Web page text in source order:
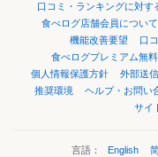
口コミ・ランキングに対す
食べログ店舗会員について
機能改善要望
口
食べログプレミアム無
個人情報保護方針
外部送
推奨環境
ヘルプ・お問い
サイ
言語： English